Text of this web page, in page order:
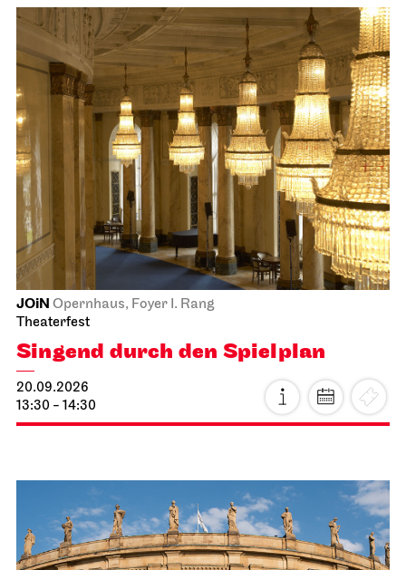
JOiN Opernhaus, Foyer I. Rang
Theaterfest
Singend durch den Spielplan
20.09.2026
13:30 - 14:30